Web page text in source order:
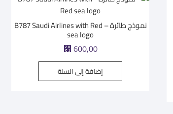
نموذج طائرة – B787 Saudi Airlines with Red
sea logo
⃁ 600,00
إضافة إلى السلة